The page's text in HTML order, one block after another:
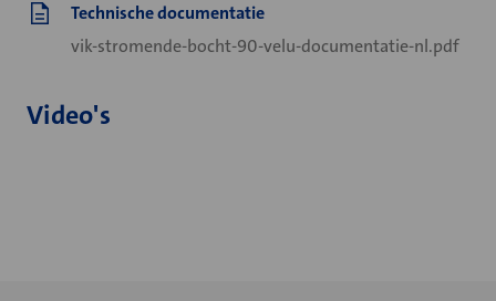
Technische documentatie
vik-stromende-bocht-90-velu-documentatie-nl.pdf
Video's